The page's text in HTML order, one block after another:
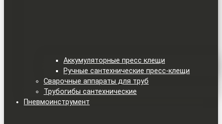
Аккумуляторные пресс клещи
Ручные сантехнические пресс-клещи
Сварочные аппараты для труб
Трубогибы сантехнические
Пневмоинструмент